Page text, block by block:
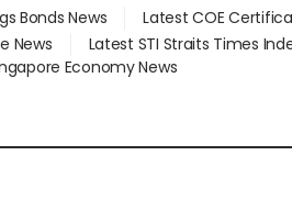
Bonds News
Latest COE
News
Latest STI Straits Times
Economy News